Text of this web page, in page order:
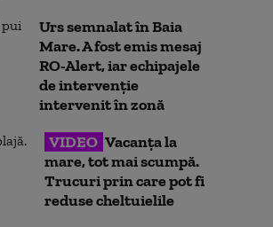
Urs semnalat în Baia
Mare. A fost emis mesaj
RO-Alert, iar echipajele
de intervenție
intervenit în zonă
VIDEO Vacanța la
mare, tot mai scumpă.
Trucuri prin care pot fi
reduse cheltuielile